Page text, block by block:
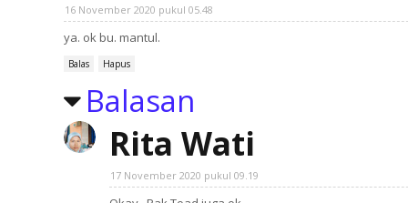
16 November 2020 pukul 05.48
ya. ok bu. mantul.
Balas Hapus
Balasan
Rita Wati
17 November 2020 pukul 09.19